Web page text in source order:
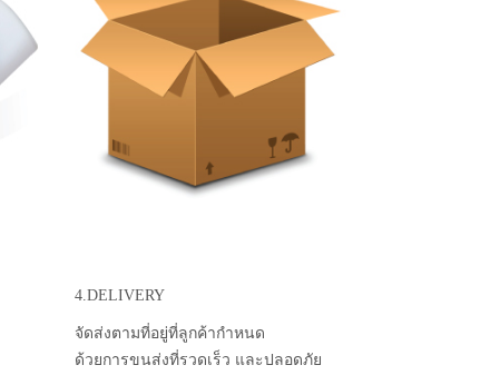
4.DELIVERY
จัดส่งตามที่อยู่ที่ลูกค้ากำหนด
ด้วยการขนส่งที่รวดเร็ว และปลอดภัย